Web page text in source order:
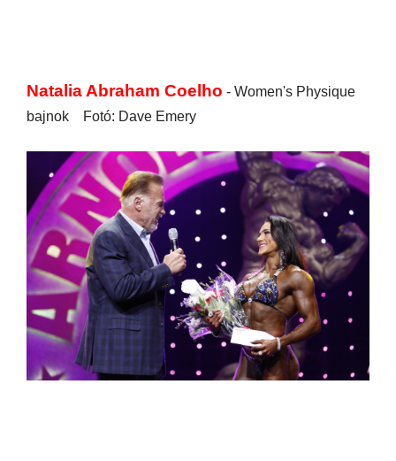
Natalia Abraham Coelho - Women's Physique
bajnok Fotó: Dave Emery